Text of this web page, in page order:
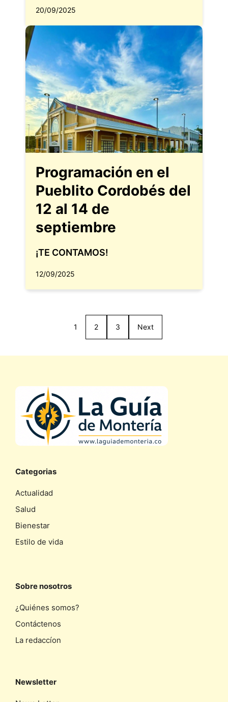
20/09/2025
Programación en el
Pueblito Cordobés del
12 al 14 de
septiembre
¡TE CONTAMOS!
12/09/2025
1 2 3 Next
Categorias
Actualidad
Salud
Bienestar
Estilo de vida
Sobre nosotros
¿Quiénes somos?
Contáctenos
La redaccíon
Newsletter